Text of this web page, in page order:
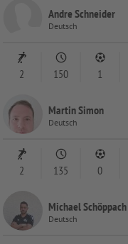
Andre Schneider
Deutsch
2 150 1
Martin Simon
Deutsch
2 135 0
Michael Schöppach
Deutsch